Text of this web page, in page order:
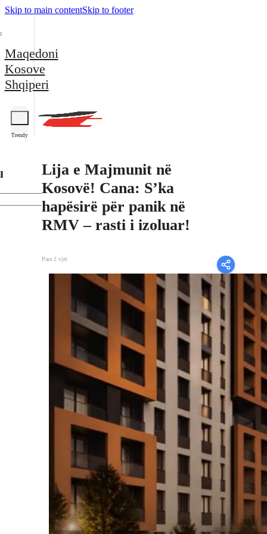
Skip to main contentSkip to footer
Maqedoni
Kosove
Shqiperi
Trendy
Lija e Majmunit në
Kosovë! Cana: S’ka
hapësirë për panik në
RMV – rasti i izoluar!
Para 2 vjet